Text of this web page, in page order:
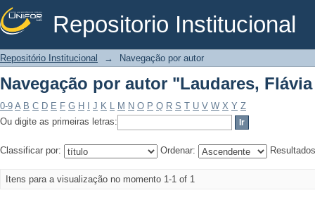
Repositorio Institucional
Navegação por autor "Laudares,
Repositório Institucional → Navegação por autor
Navegação por autor "Laudares,
0-9 A B C D E F G H J K L M N O P Q R S T U V W X Y Z
Ou digite as primeiras letras:
Classificar por: Ordenar:
Itens para a visualização no momento 1-1 of 1